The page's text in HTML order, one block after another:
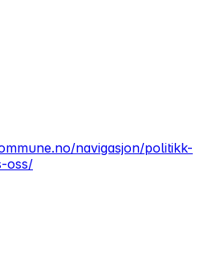
navigasjon/politikk-
oss/